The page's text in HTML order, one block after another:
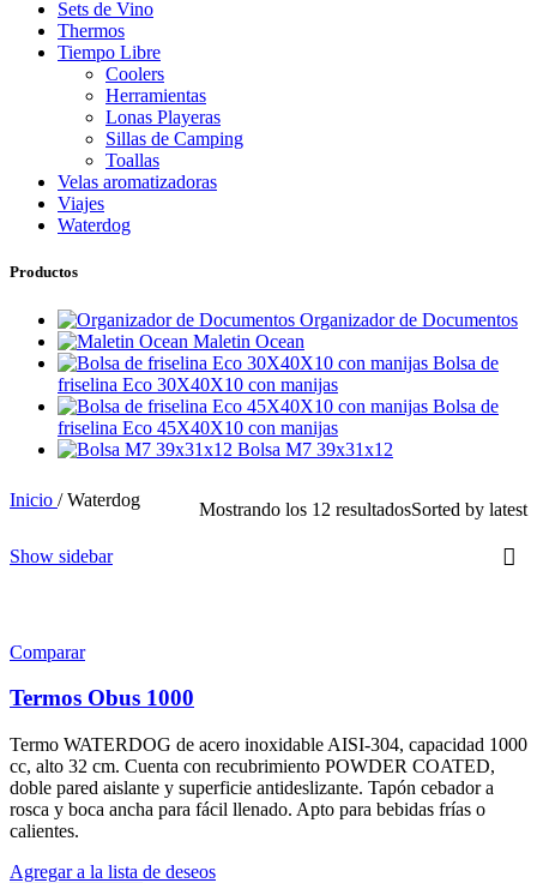
Sets de Vino
Thermos
Tiempo Libre
Coolers
Herramientas
Lonas Playeras
Sillas de Camping
Toallas
Velas aromatizadoras
Viajes
Waterdog
Productos
Organizador de Documentos
Maletin Ocean
Bolsa de
friselina Eco 30X40X10 con manijas
Bolsa de
friselina Eco 45X40X10 con manijas
Bolsa M7 39x31x12
Inicio / Waterdog Mostrando los 12 resultadosSorted by latest
Show sidebar
Comparar
Termos Obus 1000
Termo WATERDOG de acero inoxidable AISI-304, capacidad 1000
cc, alto 32 cm. Cuenta con recubrimiento POWDER COATED,
doble pared aislante y superficie antideslizante. Tapón cebador a
rosca y boca ancha para fácil llenado. Apto para bebidas frías o
calientes.
Agregar a la lista de deseos